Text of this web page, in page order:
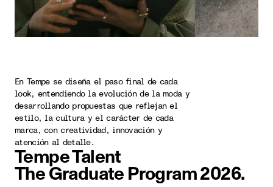
En Tempe se diseña el paso final de cada
look, entendiendo la evolución de la moda y
desarrollando propuestas que reflejan el
estilo, la cultura y el carácter de cada
marca, con creatividad, innovación y
atención al detalle.
Tempe Talent
The Graduate Program 2026.